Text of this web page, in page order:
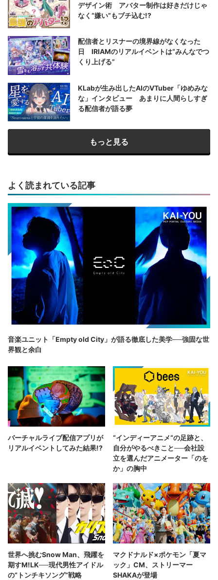
デザイン術 アバター制作は好きだけじゃ
なく“嫌い”もブチ込む!?
配信者とリスナーの境界線がなくなった
日 IRIAMのリアルイベントは“みんなでつ
くり上げる”
KLabが生み出したAIのVTuber「ゆめみな
な」インタビュー あまりに人間らしすぎ
る配信者が語る夢
もっと見る
よく読まれている記事
音楽ユニット「Empty old City」が語る徹底した美学──強固な世
界観と余白
バーチャルライブ配信アプリが
リアルイベントしてみた結果!?
“インディーアニメ“の足跡と、
自分がやるべきこと──会社設
立を選んだアニメーター「のを
か」の胸中
世界へ挑むSnow Man、飛躍を
期すM!LK──現代男性アイドル
の“トンチキソング”戦略
マクドナルド×ポケモン「夏マ
ック」CM、ストリーマー
SHAKAが登場